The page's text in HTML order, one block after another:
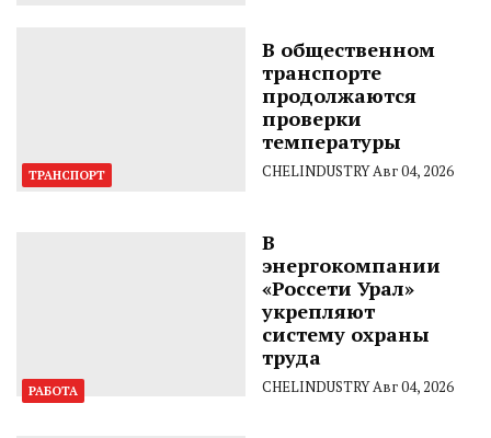
ТРАНСПОРТ
В общественном
транспорте
продолжаются
проверки
температуры
CHELINDUSTRYАвг 04, 2026
РАБОТА
В
энергокомпании
«Россети Урал»
укрепляют
систему охраны
труда
CHELINDUSTRYАвг 04, 2026